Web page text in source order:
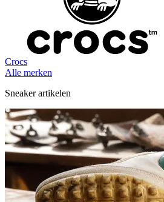
Crocs
Alle merken
Sneaker artikelen